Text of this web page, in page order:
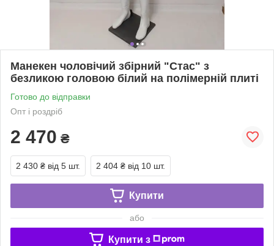
Манекен чоловічий збірний "Стас" з
безликою головою білий на полімерній плиті
Готово до відправки
Опт і роздріб
2 470 ₴
2 430 ₴ від 5 шт. 2 404 ₴ від 10 шт.
Купити
або
Купити з